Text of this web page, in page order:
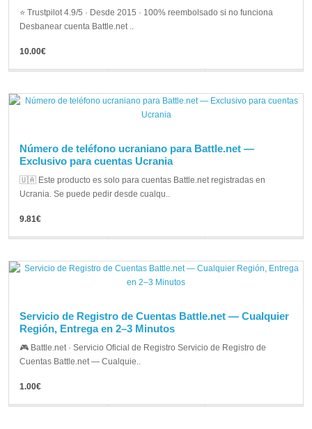
⭐ Trustpilot 4.9/5 · Desde 2015 · 100% reembolsado si no funciona
Desbanear cuenta Battle.net ..
10.00€
Número de teléfono ucraniano para Battle.net —
Exclusivo para cuentas Ucrania
🇺🇦 Este producto es solo para cuentas Battle.net registradas en
Ucrania. Se puede pedir desde cualqu..
9.81€
Servicio de Registro de Cuentas Battle.net — Cualquier
Región, Entrega en 2–3 Minutos
🎮 Battle.net · Servicio Oficial de Registro Servicio de Registro de
Cuentas Battle.net — Cualquie..
1.00€